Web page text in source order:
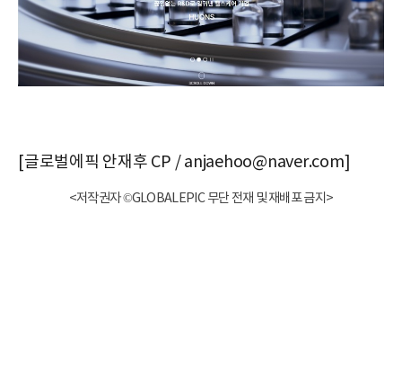
[글로벌에픽 안재후 CP / anjaehoo@naver.com]
<저작권자 ©GLOBALEPIC 무단 전재 및 재배포 금지>